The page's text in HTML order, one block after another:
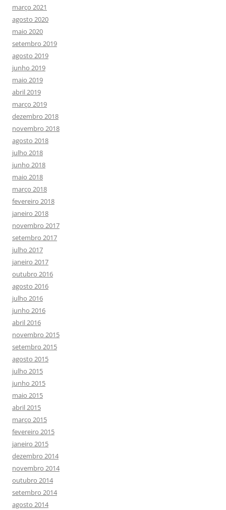
março 2021
agosto 2020
maio 2020
setembro 2019
agosto 2019
junho 2019
maio 2019
abril 2019
março 2019
dezembro 2018
novembro 2018
agosto 2018
julho 2018
junho 2018
maio 2018
março 2018
fevereiro 2018
janeiro 2018
novembro 2017
setembro 2017
julho 2017
janeiro 2017
outubro 2016
agosto 2016
julho 2016
junho 2016
abril 2016
novembro 2015
setembro 2015
agosto 2015
julho 2015
junho 2015
maio 2015
abril 2015
março 2015
fevereiro 2015
janeiro 2015
dezembro 2014
novembro 2014
outubro 2014
setembro 2014
agosto 2014